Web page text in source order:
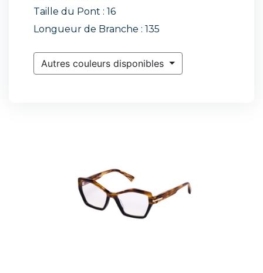
Taille du Pont : 16
Longueur de Branche : 135
Autres couleurs disponibles